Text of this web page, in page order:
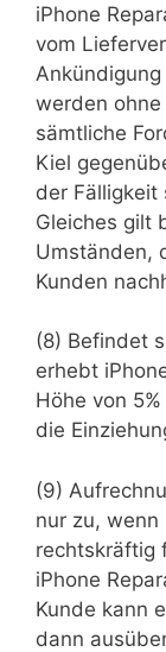
iPhone
vom
werden
sämtliche
Kiel
der Fälligkeit
Gleiches gilt
Umständen,
Kunden
(8) Befindet
erhebt
Höhe von
die
(9)
nur zu, wenn
rechtskräftig
iPhone
Kunde kann
dann